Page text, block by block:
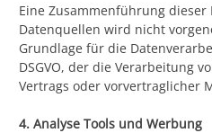
Eine Zusammenführung
Datenquellen wird nicht
Grundlage für die
DSGVO, der die Verarbeitung
Vertrags oder vorvertraglicher
4. Analyse Tools und Werbung